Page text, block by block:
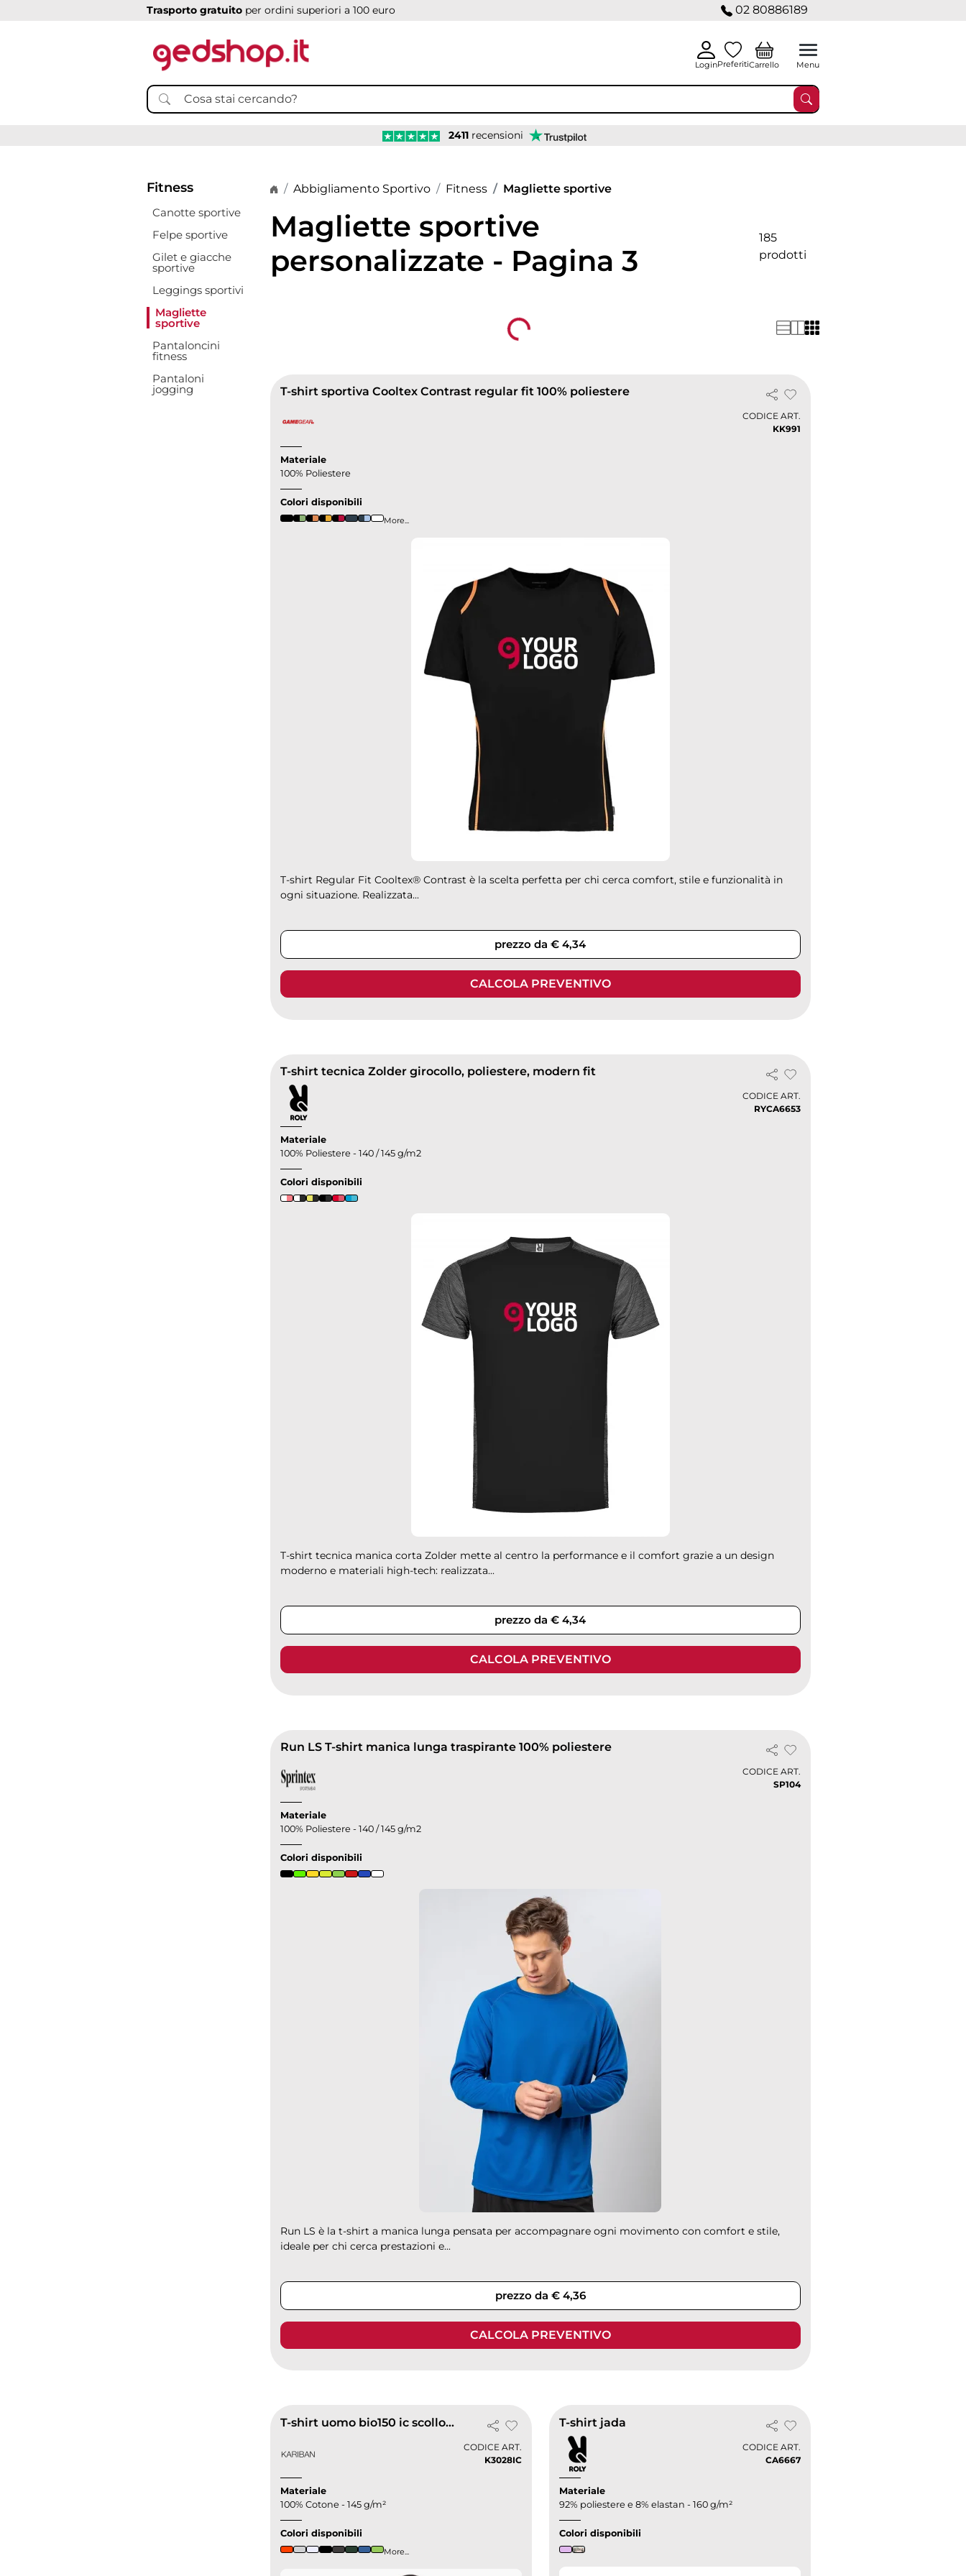
Trasporto gratuito per ordini superiori a 100 euro 02 80886189
LoginPreferitiCarrello Menu
2411 recensioni
Fitness
Canotte sportive
Felpe sportive
Gilet e giacche
sportive
Leggings sportivi
Magliette
sportive
Pantaloncini
fitness
Pantaloni
jogging
Home page
Abbigliamento Sportivo Fitness Magliette sportive
Magliette sportive
personalizzate - Pagina 3
185
prodotti
Loading...
T-shirt sportiva Cooltex Contrast regular fit 100% poliestere
CODICE ART.
KK991
Materiale
100% Poliestere
Colori disponibili
More...
T-shirt Regular Fit Cooltex® Contrast è la scelta perfetta per chi cerca comfort, stile e funzionalità in
ogni situazione. Realizzata...
prezzo da € 4,34
CALCOLA PREVENTIVO
T-shirt tecnica Zolder girocollo, poliestere, modern fit
CODICE ART.
RYCA6653
Materiale
100% Poliestere - 140 / 145 g/m2
Colori disponibili
T-shirt tecnica manica corta Zolder mette al centro la performance e il comfort grazie a un design
moderno e materiali high-tech: realizzata...
prezzo da € 4,34
CALCOLA PREVENTIVO
Run LS T-shirt manica lunga traspirante 100% poliestere
CODICE ART.
SP104
Materiale
100% Poliestere - 140 / 145 g/m2
Colori disponibili
Run LS è la t-shirt a manica lunga pensata per accompagnare ogni movimento con comfort e stile,
ideale per chi cerca prestazioni e...
prezzo da € 4,36
CALCOLA PREVENTIVO
T-shirt uomo bio150 ic scollo a v
CODICE ART.
K3028IC
Materiale
100% Cotone - 145 g/m²
Colori disponibili
More...
T-shirt jada
CODICE ART.
CA6667
Materiale
92% poliestere e 8% elastan - 160 g/m²
Colori disponibili